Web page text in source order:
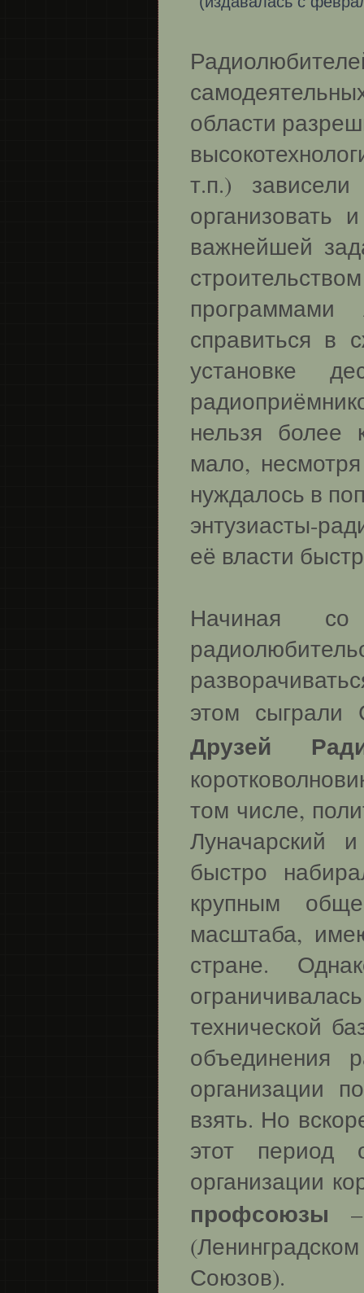
области
т.п.)
важнейшей
справиться в
установке
нельзя более
мало,
нуждалось в
энтузиасты-
её власти
Начиная
этом сыграли
Друзей
том числе,
Луначарский
быстро
крупным
масштаба,
стране.
технической
объединения
организации
взять. Но
этот период
организации
профсоюзы
Союзов).